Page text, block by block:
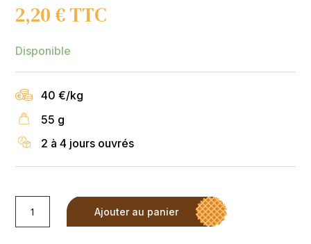
2,20€TTC
Disponible
40 €/kg
55 g
2 à 4 jours ouvrés
Ajouter au panier